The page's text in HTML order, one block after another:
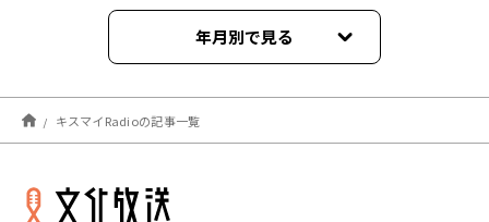
年月別で見る
2026年06月
2026年05月
2026年04月
キスマイRadioの記事一覧